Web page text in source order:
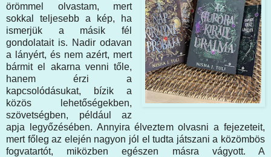
örömmel olvastam, mert
sokkal teljesebb a kép, ha
ismerjük a másik fél
gondolatait is. Nadir odavan
a lányért, és nem azért, mert
bármit el akarna venni tőle,
hanem érzi a
kapcsolódásukat, bízik a
közös lehetőségekben,
szövetségben, például az
apja legyőzésében. Annyira élveztem olvasni a fejezeteit,
mert főleg az elején nagyon jól el tudta játszani a közömbös
fogvatartót, miközben egészen másra vágyott. A